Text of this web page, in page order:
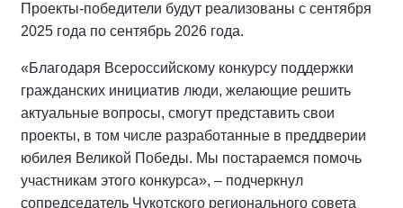
Проекты-победители будут реализованы с сентября
2025 года по сентябрь 2026 года.
«Благодаря Всероссийскому конкурсу поддержки
гражданских инициатив люди, желающие решить
актуальные вопросы, смогут представить свои
проекты, в том числе разработанные в преддверии
юбилея Великой Победы. Мы постараемся помочь
участникам этого конкурса», – подчеркнул
сопредседатель Чукотского регионального совета